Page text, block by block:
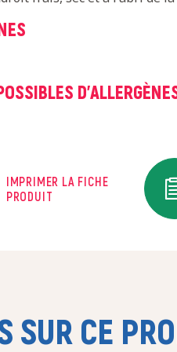
IMPRIMER LA FICHE
PRODUIT
SUR CE